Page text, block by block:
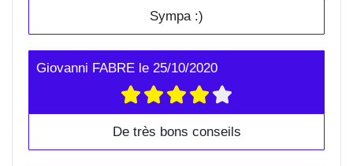
Sympa :)
Giovanni FABRE le 25/10/2020
De très bons conseils